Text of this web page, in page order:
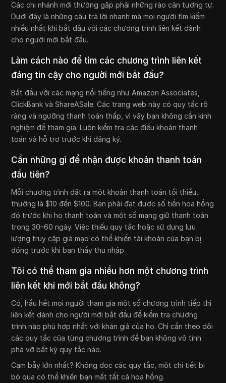
Các chi nhánh mới thường gặp phải những rào cản tương tự.
Dưới đây là những câu trả lời nhanh mà mọi người tìm kiếm
nhiều nhất khi bắt đầu với các chương trình liên kết dành
cho người mới bắt đầu.
Làm cách nào để tìm các chương trình liên kết
đáng tin cậy cho người mới bắt đầu?
Bắt đầu với các mạng nổi tiếng như Amazon Associates,
ClickBank và ShareASale. Các trang web này có quy tắc rõ
ràng và ngưỡng thanh toán thấp, vì vậy bạn không cần kinh
nghiệm để tham gia. Luôn kiểm tra các điều khoản thanh
toán và hỗ trợ trước khi đăng ký.
Cần những gì để nhận được khoản thanh toán
đầu tiên?
Mỗi chương trình đặt ra một khoản thanh toán tối thiểu,
thường là $10 đến $100. Bạn phải đạt được số tiền hoa hồng
đó trước khi họ thanh toán và một số mạng giữ thanh toán
trong 30–60 ngày. Việc thiếu quy tắc hoặc sử dụng lưu
lượng truy cập giả mạo có thể khiến tài khoản của bạn bị
đóng trước khi bạn thấy thu nhập.
Tôi có thể tham gia nhiều hơn một chương trình
liên kết khi mới bắt đầu không?
Có, hầu hết mọi người tham gia một số chương trình tiếp thị
liên kết dành cho người mới bắt đầu để kiểm tra chương
trình nào phù hợp nhất với khán giả của họ. Chỉ cần theo dõi
các quy tắc của từng chương trình để bạn không vô tình
phá vỡ bất kỳ quy tắc nào.
Cạm bẫy lớn nhất? Không đọc các quy tắc, một chi tiết bị
bỏ qua có thể khiến bạn mất tất cả hoa hồng.